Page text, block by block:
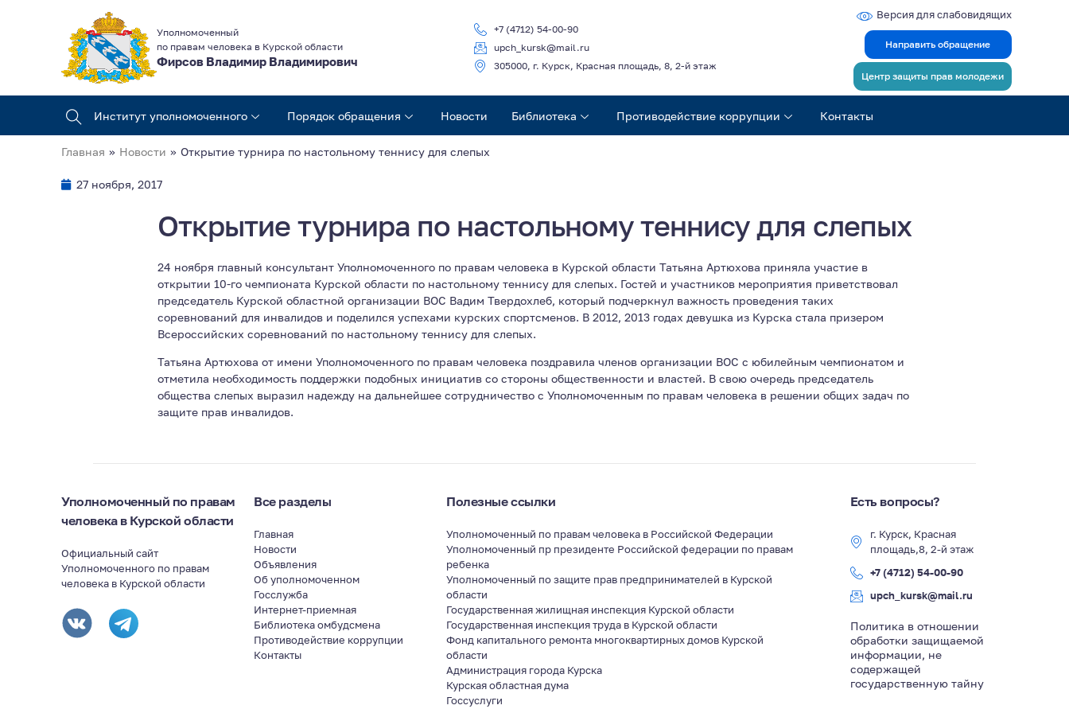
Уполномоченный
по правам человека в Курской области
Фирсов Владимир Владимирович
+7 (4712) 54-00-90
upch_kursk@mail.ru
305000, г. Курск, Красная площадь, 8, 2-й этаж
Версия для слабовидящих
Направить обращение
Центр защиты прав молодежи
Институт уполномоченного Порядок обращения Новости Библиотека Противодействие коррупции Контакты
Главная » Новости » Открытие турнира по настольному теннису для слепых
27 ноября, 2017
Открытие турнира по настольному теннису для слепых
24 ноября главный консультант Уполномоченного по правам человека в Курской области Татьяна Артюхова приняла участие в
открытии 10-го чемпионата Курской области по настольному теннису для слепых. Гостей и участников мероприятия приветствовал
председатель Курской областной организации ВОС Вадим Твердохлеб, который подчеркнул важность проведения таких
соревнований для инвалидов и поделился успехами курских спортсменов. В 2012, 2013 годах девушка из Курска стала призером
Всероссийских соревнований по настольному теннису для слепых.
Татьяна Артюхова от имени Уполномоченного по правам человека поздравила членов организации ВОС с юбилейным чемпионатом и
отметила необходимость поддержки подобных инициатив со стороны общественности и властей. В свою очередь председатель
общества слепых выразил надежду на дальнейшее сотрудничество с Уполномоченным по правам человека в решении общих задач по
защите прав инвалидов.
Уполномоченный по правам
человека в Курской области
Официальный сайт
Уполномоченного по правам
человека в Курской области
Все разделы
Главная
Новости
Объявления
Об уполномоченном
Госслужба
Интернет-приемная
Библиотека омбудсмена
Противодействие коррупции
Контакты
Полезные ссылки
Уполномоченный по правам человека в Российской Федерации
Уполномоченный пр президенте Российской федерации по правам
ребенка
Уполномоченный по защите прав предпринимателей в Курской
области
Государственная жилищная инспекция Курской области
Государственная инспекция труда в Курской области
Фонд капитального ремонта многоквартирных домов Курской
области
Администрация города Курска
Курская областная дума
Госсуслуги
Есть вопросы?
г. Курск, Красная
площадь,8, 2-й этаж
+7 (4712) 54-00-90
upch_kursk@mail.ru
Политика в отношении
обработки защищаемой
информации, не
содержащей
государственную тайну